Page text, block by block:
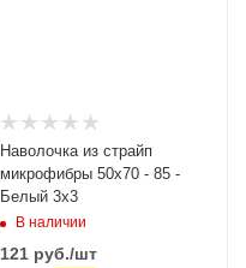
Наволочка из страйп
микрофибры 50х70 - 85 -
Белый 3х3
В наличии
121 руб./шт